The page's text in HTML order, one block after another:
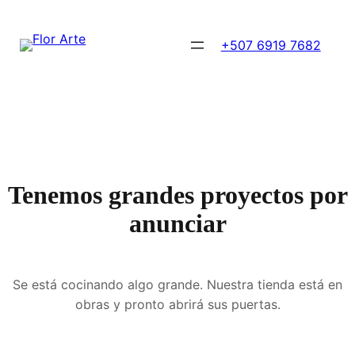
+507 6919 7682
Tenemos grandes proyectos por
anunciar
Se está cocinando algo grande. Nuestra tienda está en
obras y pronto abrirá sus puertas.